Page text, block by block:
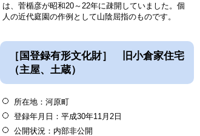
は、菅楯彦が昭和20～ 22年に疎開していました。個
人の近代庭園の作例として山陰屈指のものです。
［国登録有形文化財］ 旧小倉家住宅
（主屋、土蔵）
所在地：河原町
登録年月日：平成30年11月2日
公開状況：内部非公開